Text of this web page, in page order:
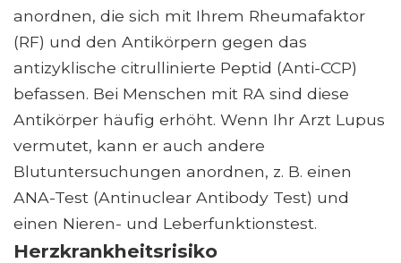
anordnen, die sich mit Ihrem Rheumafaktor
(RF) und den Antikörpern gegen das
antizyklische citrullinierte Peptid (Anti-CCP)
befassen. Bei Menschen mit RA sind diese
Antikörper häufig erhöht. Wenn Ihr Arzt Lupus
vermutet, kann er auch andere
Blutuntersuchungen anordnen, z. B. einen
ANA-Test (Antinuclear Antibody Test) und
einen Nieren- und Leberfunktionstest.
Herzkrankheitsrisiko